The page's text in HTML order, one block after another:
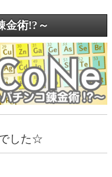
金術!?～
した☆